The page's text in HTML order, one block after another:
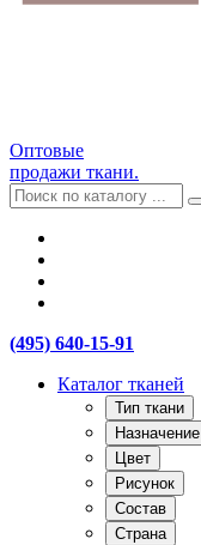
Оптовые
продажи ткани.
(495) 640-15-91
Каталог тканей
Тип ткани
Назначение
Цвет
Рисунок
Состав
Страна